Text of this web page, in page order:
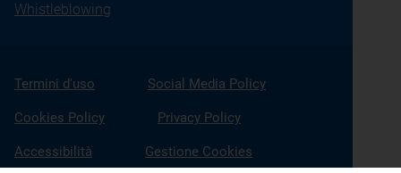
Whistleblowing
Termini d'uso Social Media Policy
Cookies Policy Privacy Policy
Accessibilità Gestione Cookies